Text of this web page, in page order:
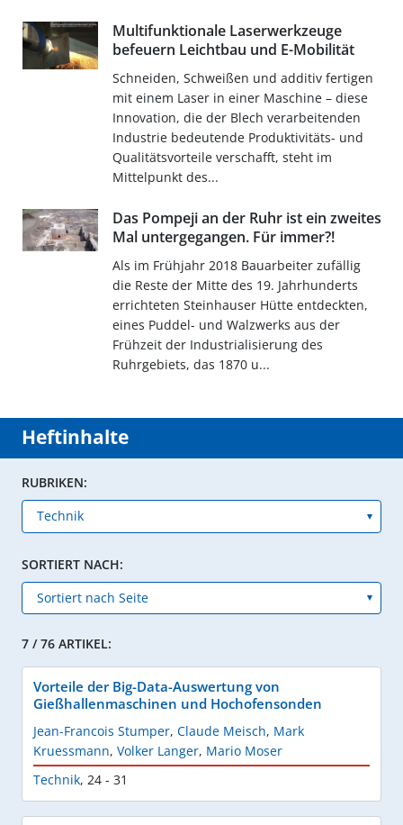
Multifunktionale Laserwerkzeuge
befeuern Leichtbau und E-Mobilität
Schneiden, Schweißen und additiv fertigen
mit einem Laser in einer Maschine – diese
Innovation, die der Blech verarbeitenden
Industrie bedeutende Produktivitäts- und
Qualitätsvorteile verschafft, steht im
Mittelpunkt des...
Das Pompeji an der Ruhr ist ein zweites
Mal untergegangen. Für immer?!
Als im Frühjahr 2018 Bauarbeiter zufällig
die Reste der Mitte des 19. Jahrhunderts
errichteten Steinhauser Hütte entdeckten,
eines Puddel- und Walzwerks aus der
Frühzeit der Industrialisierung des
Ruhrgebiets, das 1870 u...
Heftinhalte
RUBRIKEN:
SORTIERT NACH:
7 / 76 ARTIKEL:
Vorteile der Big-Data-Auswertung von
Gießhallenmaschinen und Hochofensonden
Jean-Francois Stumper, Claude Meisch, Mark
Kruessmann, Volker Langer, Mario Moser
Technik, 24 - 31